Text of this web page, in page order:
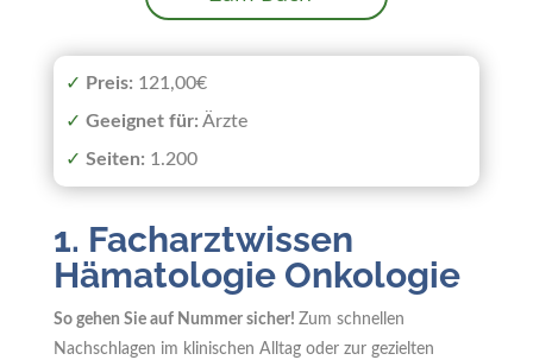
✓ Preis: 121,00€
✓ Geeignet für: Ärzte
✓ Seiten: 1.200
1. Facharztwissen
Hämatologie Onkologie
So gehen Sie auf Nummer sicher! Zum schnellen
Nachschlagen im klinischen Alltag oder zur gezielten